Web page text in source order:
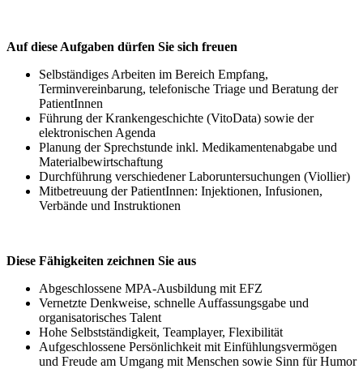
Auf diese Aufgaben dürfen Sie sich freuen
Selbständiges Arbeiten im Bereich Empfang,
Terminvereinbarung, telefonische Triage und Beratung der
PatientInnen
Führung der Krankengeschichte (VitoData) sowie der
elektronischen Agenda
Planung der Sprechstunde inkl. Medikamentenabgabe und
Materialbewirtschaftung
Durchführung verschiedener Laboruntersuchungen (Viollier)
Mitbetreuung der PatientInnen: Injektionen, Infusionen,
Verbände und Instruktionen
Diese Fähigkeiten zeichnen Sie aus
Abgeschlossene MPA-Ausbildung mit EFZ
Vernetzte Denkweise, schnelle Auffassungsgabe und
organisatorisches Talent
Hohe Selbstständigkeit, Teamplayer, Flexibilität
Aufgeschlossene Persönlichkeit mit Einfühlungsvermögen
und Freude am Umgang mit Menschen sowie Sinn für Humor